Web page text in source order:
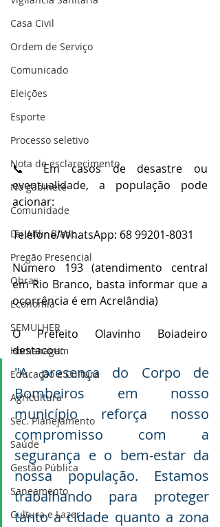
Casa Civil
Ordem de Serviço
Comunicado
Eleições
Esporte
Processo seletivo
Nota de esclarecimento
No gabinete
Comunidade
Lei Aldir Blanc
Pregão Presencial
Obras
Economia
SEMULHER
Homenagem
Educação e Cultura
Agricultura
Sec. Planejamento
Saúde
Gestão Pública
Saneamento
Cultura e Lazer
📞 Em casos de desastre ou
eventualidade, a população pode
acionar:
Telefone/WhatsApp: 68 99201-8031
Número 193 (atendimento central
em Rio Branco, basta informar que a
ocorrência é em Acrelândia)
O Prefeito Olavinho Boiadeiro
destacou:
"A presença do Corpo de
Bombeiros em nosso
município reforça nosso
compromisso com a
segurança e o bem-estar da
nossa população. Estamos
trabalhando para proteger
tanto a cidade quanto a zona